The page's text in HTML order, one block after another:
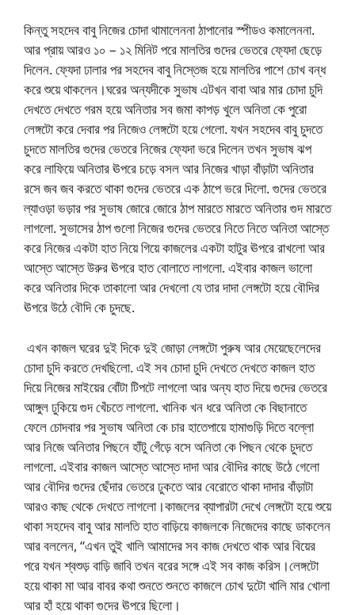
কিন্তু সহদেব বাবু নিজের চোদা থামালেননা ঠাপানোর স্পীডও কমালেননা.
আর প্রায় আরও ১০ – ১২ মিনিট পরে মালতির গুদের ভেতরে ফ্যেদা ছেড়ে
দিলেন. ফ্যেদা ঢালার পর সহদেব বাবু নিস্তেজ হয়ে মালতির পাশে চোখ বন্ধ
করে শুয়ে থাকলেন।ঘরের অন্যদীকে সুভাষ এটখন বাবা আর মার চোদা চুদি
দেখতে দেখতে গরম হয়ে অনিতার সব জমা কাপড় খুলে অনিতা কে পুরো
লেঙ্গটো করে দেবার পর নিজেও লেঙ্গটো হয়ে গেলো. যখন সহদেব বাবু চুদতে
চুদতে মালতির গুদের ভেতরে নিজের ফ্যেদা ভরে দিলেন তখন সুভাষ ঝপ
করে লাফিয়ে অনিতার ঊপরে চড়ে বসল আর নিজের খাড়া বাঁড়াটা অনিতার
রসে জব জব করতে থাকা গুদের ভেতরে এক ঠাপে ভরে দিলো. গুদের ভেতরে
ল্যাওড়া ভড়ার পর সুভাষ জোরে জোরে ঠাপ মারতে মারতে অনিতার গুদ মারতে
লাগলো. সুভাসের ঠাপ গুলো নিজের গুদের ভেতরে নিতে নিতে অনিতা আস্তে
করে নিজের একটা হাত নিয়ে গিয়ে কাজলের একটা হাটুর ঊপরে রাখলো আর
আস্তে আস্তে উরুর ঊপরে হাত বোলাতে লাগলো. এইবার কাজল ভালো
করে অনিতার দিকে তাকালো আর দেখলো যে তার দাদা লেঙ্গটো হয়ে বৌদির
ঊপরে উঠে বৌদি কে চুদছে.
এখন কাজল ঘরের দুই দিকে দুই জোড়া লেঙ্গটো পুরুষ আর মেয়েছেলেদের
চোদা চুদি করতে দেখছিলো. এই সব চোদা চুদি দেখতে দেখতে কাজল হাত
দিয়ে নিজের মাইয়ের বোঁটা টিপটে লাগলো আর অন্য হাত দিয়ে গুদের ভেতরে
আঙ্গুল ঢুকিয়ে গুদ খেঁচতে লাগলো. খানিক খন ধরে অনিতা কে বিছানাতে
ফেলে চোদবার পর সুভাষ অনিতা কে চার হাতেপায়ে হামাগুড়ি দিতে বল্লো
আর নিজে অনিতার পিছনে হাঁটু গেঁড়ে বসে অনিতা কে পিছন থেকে চুদতে
লাগলো. এইবার কাজল আস্তে আস্তে দাদা আর বৌদির কাছে উঠে গেলো
আর বৌদির গুদের ছেঁদার ভেতরে ঢুকতে আর বেরোতে থাকা দাদার বাঁড়াটা
আরও কাছ থেকে দেখতে লাগলো।কাজলের ব্যাপারটা দেখে লেঙ্গটো হয়ে শুয়ে
থাকা সহদেব বাবু আর মালতি হাত বাড়িয়ে কাজলকে নিজেদের কাছে ডাকলেন
আর বললেন, “এখন তুই খালি আমাদের সব কাজ দেখতে থাক আর বিয়ের
পরে যখন শ্বশুড় বাড়ি জাবি তখন বরের সঙ্গে এই সব কাজ করিস।লেঙ্গটো
হয়ে থাকা মা আর বাবর কথা শুনতে শুনতে কাজলে চোখ দুটো খালি মার খোলা
আর হাঁ হয়ে থাকা গুদের ঊপরে ছিলো।